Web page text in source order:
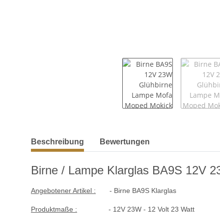
weitere Registerkarten anzeigen
Beschreibung Bewertungen
Birne / Lampe Klarglas BA9S 12V
Angebotener Artikel : - Birne BA9S Klarglas
Produktmaße : - 12V 23W - 12 Volt 23 Watt